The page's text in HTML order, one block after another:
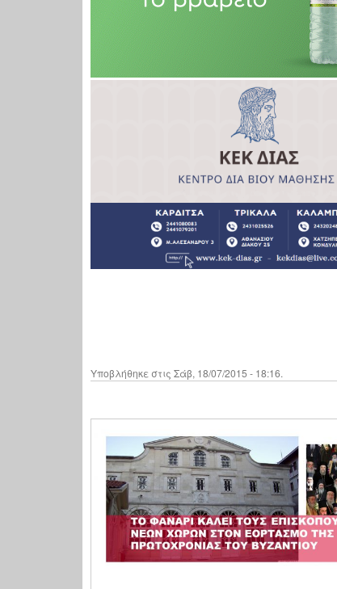
Υποβλήθηκε στις Σάβ, 18/07/2015 - 18:16.